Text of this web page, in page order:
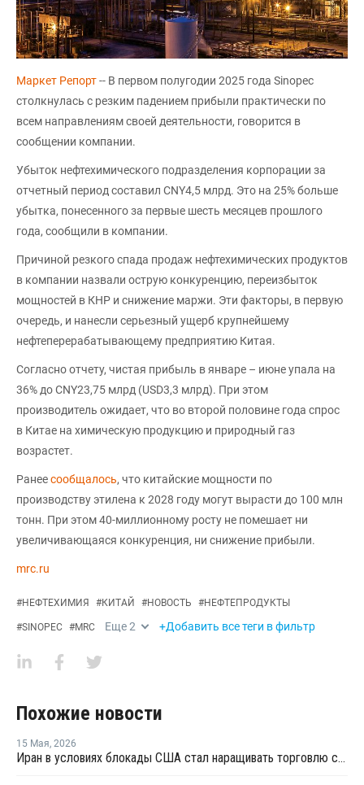
Маркет Репорт-- В первом полугодии 2025 года Sinopec
столкнулась с резким падением прибыли практически по
всем направлениям своей деятельности, говорится в
сообщении компании.
Убыток нефтехимического подразделения корпорации за
отчетный период составил CNY4,5 млрд. Это на 25% больше
убытка, понесенного за первые шесть месяцев прошлого
года, сообщили в компании.
Причиной резкого спада продаж нефтехимических продуктов
в компании назвали острую конкуренцию, переизбыток
мощностей в КНР и снижение маржи. Эти факторы, в первую
очередь, и нанесли серьезный ущерб крупнейшему
нефтеперерабатывающему предприятию Китая.
Согласно отчету, чистая прибыль в январе – июне упала на
36% до CNY23,75 млрд (USD3,3 млрд). При этом
производитель ожидает, что во второй половине года спрос
в Китае на химическую продукцию и природный газ
возрастет.
Ранеесообщалось, что китайские мощности по
производству этилена к 2028 году могут вырасти до 100 млн
тонн. При этом 40-миллионному росту не помешает ни
увеличивающаяся конкуренция, ни снижение прибыли.
mrc.ru
#НЕФТЕХИМИЯ #КИТАЙ #НОВОСТЬ #НЕФТЕПРОДУКТЫ
#SINOPEC #MRC Еще2 +Добавить все теги в фильтр
Похожие новости
15 Мая, 2026
Иран в условиях блокады США стал наращивать торговлю с Китаем по железной дороге